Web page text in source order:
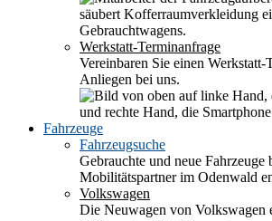
Werkstatt-Terminanfrage
Vereinbaren Sie einen
Anliegen bei uns.
Fahrzeuge
Fahrzeugsuche
Gebrauchte und neue Fahrzeuge
Mobilitätspartner im Odenwald
Volkswagen
Die Neuwagen von Volkswagen